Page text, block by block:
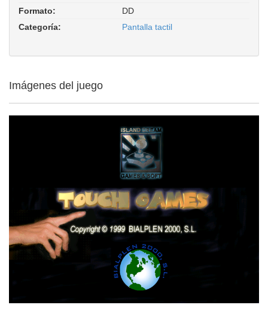
Formato:
DD
Categoría:
Pantalla tactil
Imágenes del juego